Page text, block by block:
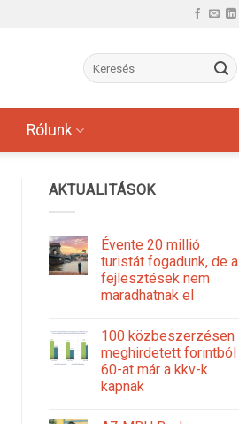
Rólunk
AKTUALITÁSOK
Évente 20 millió
turistát fogadunk, de a
fejlesztések nem
maradhatnak el
100 közbeszerzésen
meghirdetett forintból
60-at már a kkv-k
kapnak